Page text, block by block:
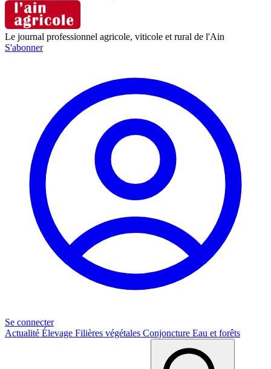
Le journal professionnel agricole, viticole et rural de l'Ain
S'abonner
Se connecter
Actualité Élevage Filières végétales Conjoncture Eau et forêts